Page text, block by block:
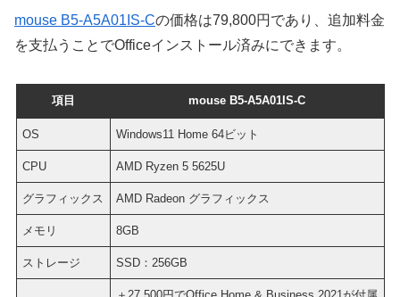
mouse B5-A5A01IS-Cの価格は79,800円であり、追加料金
を支払うことでOfficeインストール済みにできます。
項目 mouse B5-A5A01IS-C
OS Windows11 Home 64ビット
CPU AMD Ryzen 5 5625U
グラフィックス AMD Radeon グラフィックス
メモリ 8GB
ストレージ SSD：256GB